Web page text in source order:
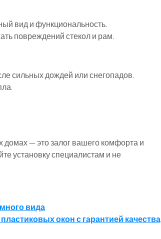
вид и функциональность.
повреждений стекол и рам.
сильных дождей или снегопадов.
домах — это залог вашего комфорта и
установку специалистам и не
вида
окон с гарантией качества